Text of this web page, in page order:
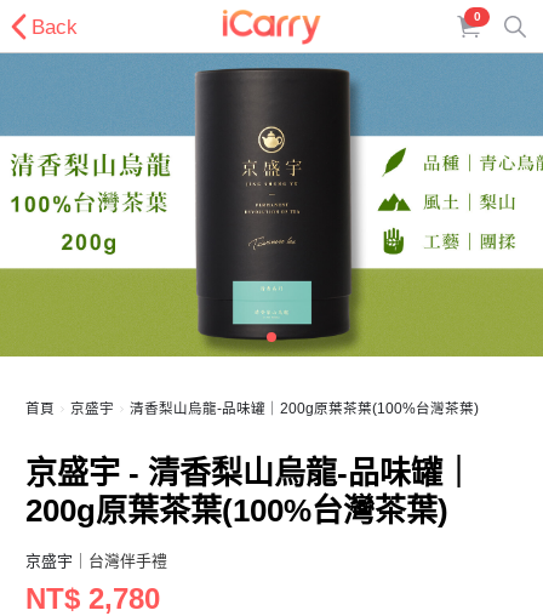
Back 0
首頁 京盛宇 清香梨山烏龍-品味罐｜200g原葉茶葉(100%台灣茶葉)
京盛宇 - 清香梨山烏龍-品味罐｜
200g原葉茶葉(100%台灣茶葉)
京盛宇 ｜台灣伴手禮
NT$ 2,780